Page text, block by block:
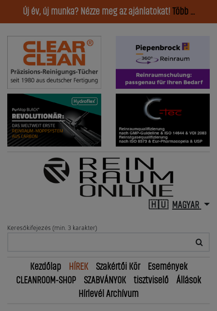
Új év, új munka? Nézze meg az ajánlatokat! Több ...
MAGYAR
Keresőkifejezés (min. 3 karakter)
Kezdőlap HÍREK Szakértői Kör
Események
CLEANROOM-SHOP
SZABVÁNYOK tisztviselő
Állások
Hírlevél Archívum